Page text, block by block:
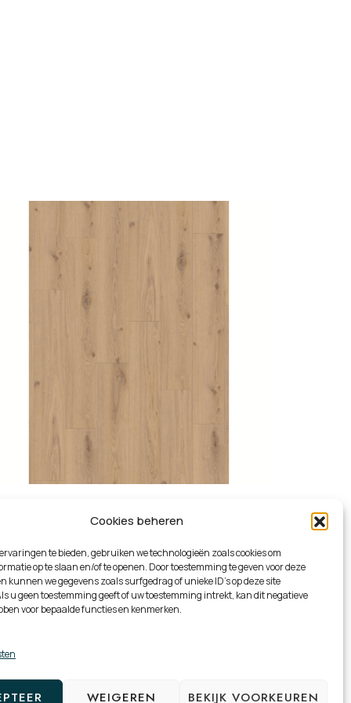
Cookies beheren
te bieden, gebruiken we technologieën zoals cookies om
op te slaan en/of te openen. Door toestemming te geven voor deze
kunnen we gegevens zoals surfgedrag of unieke ID's op deze site
u geen toestemming geeft of uw toestemming intrekt, kan dit negatieve
voor bepaalde functies en kenmerken.
WEIGEREN BEKIJK VOORKEUREN
Delicate Oak Almond Tarkett
PVC ID Inspiration 55